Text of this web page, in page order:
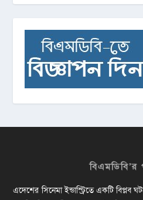
বিএমডিবি’র
এদেশের সিনেমা ইন্ডাস্ট্রিতে একটি বিপ্লব